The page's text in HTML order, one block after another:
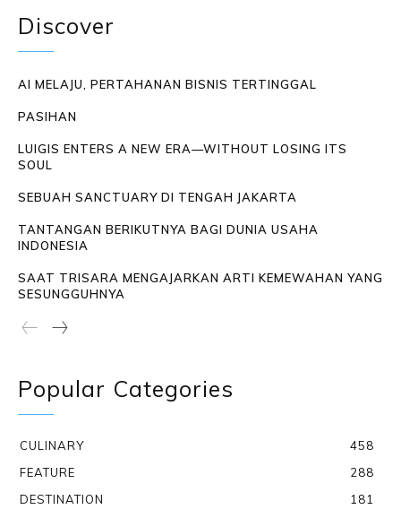
Discover
AI MELAJU, PERTAHANAN BISNIS TERTINGGAL
PASIHAN
LUIGIS ENTERS A NEW ERA—WITHOUT LOSING ITS
SOUL
SEBUAH SANCTUARY DI TENGAH JAKARTA
TANTANGAN BERIKUTNYA BAGI DUNIA USAHA
INDONESIA
SAAT TRISARA MENGAJARKAN ARTI KEMEWAHAN YANG
SESUNGGUHNYA
Popular Categories
CULINARY
458
FEATURE
288
DESTINATION
181